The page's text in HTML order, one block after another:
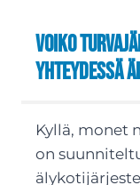
Voiko
yhteydessä
Kyllä, monet
on